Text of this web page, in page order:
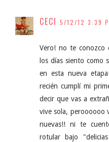
CECI 5/12/12 3:39
Vero! no te conozco
los días siento como
en esta nueva
recién cumplí mi
decir que vas a
vive sola, peroooooo
nuevas!! ni te
rotular bajo